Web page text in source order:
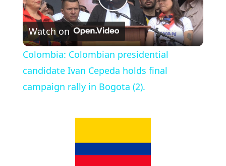
P
l
a
Watch on
Colombia: Colombian presidential
candidate Ivan Cepeda holds final
campaign rally in Bogota (2).